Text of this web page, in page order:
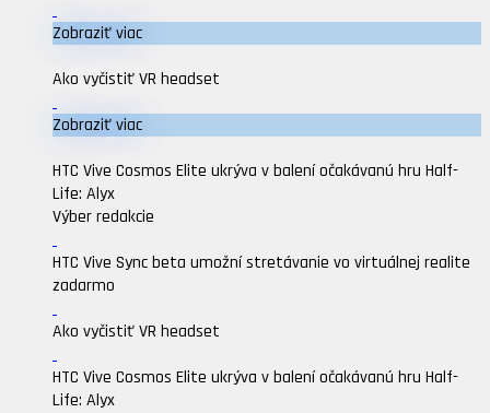
Zobraziť viac
Ako vyčistiť VR headset
Zobraziť viac
HTC Vive Cosmos Elite ukrýva v balení očakávanú hru Half-
Life: Alyx
Výber redakcie
HTC Vive Sync beta umožní stretávanie vo virtuálnej realite
zadarmo
Ako vyčistiť VR headset
HTC Vive Cosmos Elite ukrýva v balení očakávanú hru Half-
Life: Alyx